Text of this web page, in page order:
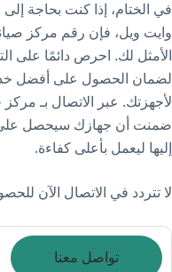
في الختام، إذا كنت بحاجة
وايت ويل، فإن رقم مركز
الأمثل لك. احرص دائمًا على
لضمان الحصول على أفضل
لأجهزتك. عبر الاتصال بـ
ضمنت أن جهازك سيحصل على
إليها ليعمل بأعلى كفاءة.
لا تتردد في الاتصال الآن
تواصل معنا